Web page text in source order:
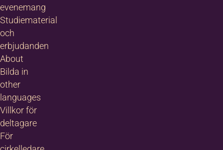
evenemang
Studiematerial
och
erbjudanden
About
Bilda in
other
languages
Villkor för
deltagare
För